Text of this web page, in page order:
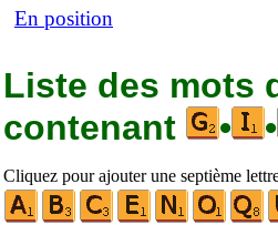
En position
Liste des mots
contenant
• •
Cliquez pour ajouter une septième